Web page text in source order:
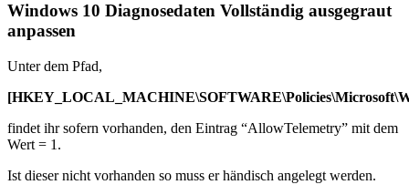
Windows 10 Diagnosedaten Vollständig ausgegraut
anpassen
Unter dem Pfad,
findet ihr sofern vorhanden, den Eintrag “AllowTelemetry” mit dem
Wert = 1.
Ist dieser nicht vorhanden so muss er händisch angelegt werden.